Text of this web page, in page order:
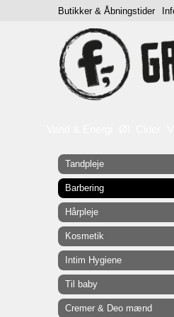
Tandpleje
Barbering
Hårpleje
Kosmetik
Intim Hygiene
Til baby
Cremer & Deo mænd
Butikker & Åbningstider